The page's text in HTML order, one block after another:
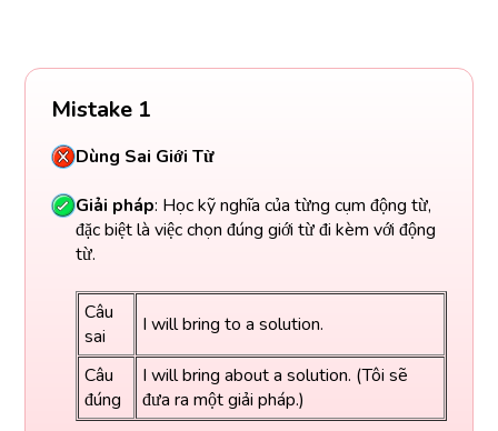
Mistake 1
Dùng Sai Giới Từ
Giải pháp: Học kỹ nghĩa của từng cụm động từ,
đặc biệt là việc chọn đúng giới từ đi kèm với động
từ.
Câu
sai
I will bring to a solution.
Câu
đúng
I will bring about a solution. (Tôi sẽ
đưa ra một giải pháp.)